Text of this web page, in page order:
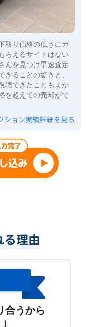
取り価格の低さにガ
らえるサイトはない
んを見つけ早速査定
ることの驚きと、
聴できたこともよか
を超えての売却がで
ション実績詳細を見る
理由
合うから
！